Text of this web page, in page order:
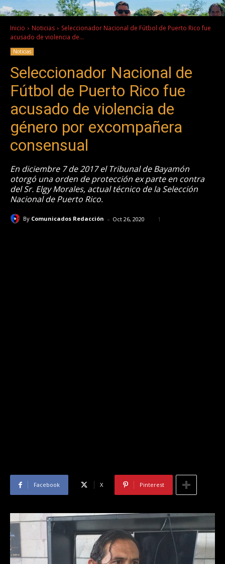
Inicio Noticias
Seleccionador Nacional de Fútbol de Puerto Rico fue
acusado de violencia de...
Noticias
Seleccionador Nacional de
Fútbol de Puerto Rico fue
acusado de violencia de
género por excompañera
consensual
En diciembre 7 de 2017 el Tribunal de Bayamón
otorgó una orden de protección ex parte en contra
del Sr. Elgy Morales, actual técnico de la Selección
Nacional de Puerto Rico.
By Comunicados Redacción - Oct 26, 2020 1
Facebook X Pinterest